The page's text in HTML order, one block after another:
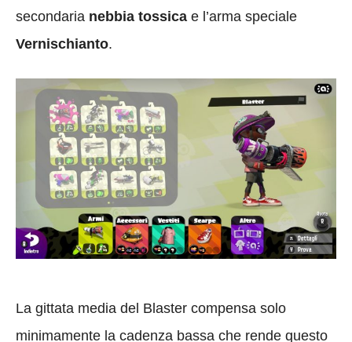
secondaria nebbia tossica e l’arma speciale
Vernischianto.
La gittata media del Blaster compensa solo
minimamente la cadenza bassa che rende questo